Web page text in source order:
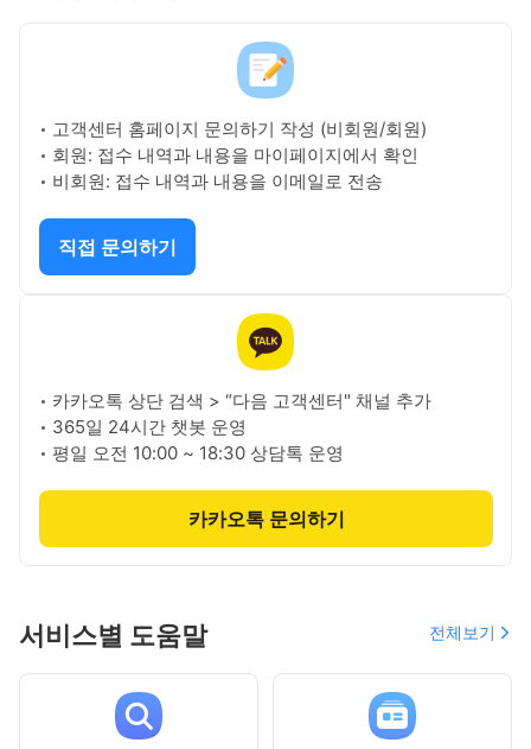
고객센터 홈페이지 문의하기 작성 (비회원/회원)
회원: 접수 내역과 내용을 마이페이지에서 확인
비회원: 접수 내역과 내용을 이메일로 전송
직접 문의하기
카카오톡 상단 검색 > “다음 고객센터" 채널 추가
365일 24시간 챗봇 운영
평일 오전 10:00 ~ 18:30 상담톡 운영
카카오톡 문의하기
서비스별 도움말 전체보기